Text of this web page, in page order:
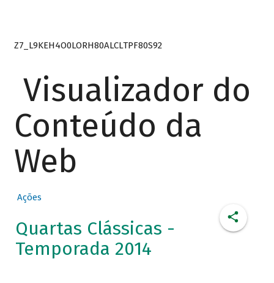
Z7_L9KEH4O0LORH80ALCLTPF80S92
Visualizador do
Conteúdo da
Web
Ações
Quartas Clássicas -
Temporada 2014